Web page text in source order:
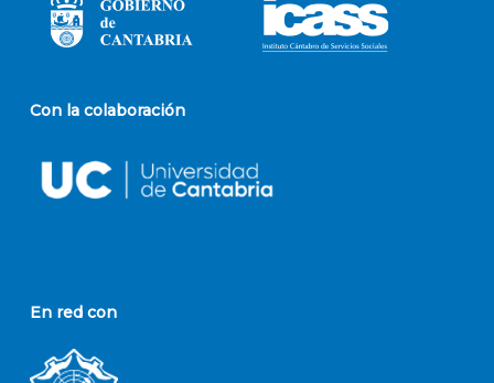
Con la colaboración
En red con